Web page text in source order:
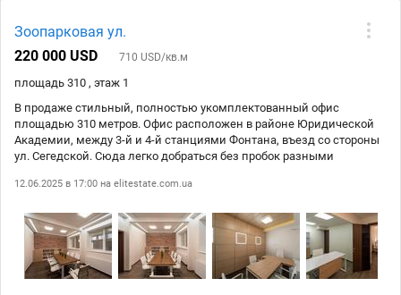
Зоопарковая ул.
220 000 USD
710 USD/кв.м
площадь 310 , этаж 1
В продаже стильный, полностью укомплектованный офис
площадью 310 метров. Офис расположен в районе Юридической
Академии, между 3-й и 4-й станциями Фонтана, въезд со стороны
ул. Сегедской. Сюда легко добраться без пробок разными
м2 — Офис рассчитан на коллектив до 40 сотрудников. — 6
8 мест и конференц зал для собраний и тренингов. — Светлый
цокольный этаж жилого дома — Все кабинеты с окнами. —
Высокие потолки и большие комнаты. — Двор огорожен, на въезде
шлагбаум, есть места для парковки. — В офисе установлены
12.06.2025 в 17:00 на elitestate.com.ua